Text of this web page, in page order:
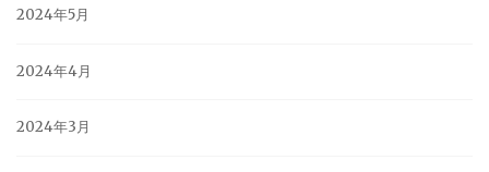
2024年5月
2024年4月
2024年3月